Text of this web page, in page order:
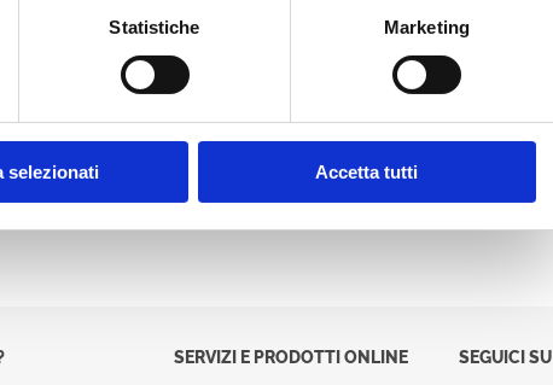
Statistiche Marketing
selezionati Accetta tutti
SERVIZI E PRODOTTI ONLINE SEGUICI SU